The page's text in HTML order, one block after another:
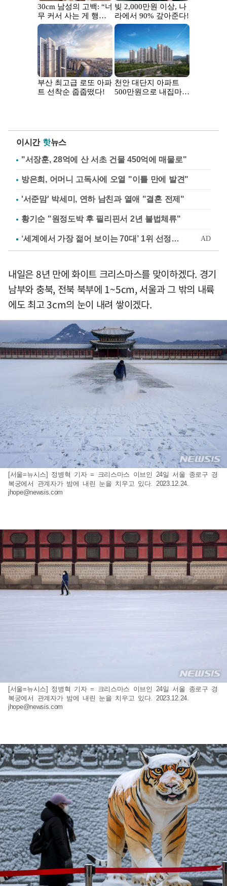
이시간 핫뉴스
"서장훈, 28억에 산 서초 건물 450억에 매물로"
방은희, 어머니 고독사에 오열 "이틀 만에 발견"
'서준맘' 박세미, 연하 남친과 열애 "결혼 전제"
황기순 "원정도박 후 필리핀서 2년 불법체류"
내일은 8년 만에 화이트 크리스마스를 맞이하겠다. 경기
남부와 충북, 전북 북부에 1~5cm, 서울과 그 밖의 내륙
에도 최고 3cm의 눈이 내려 쌓이겠다.
[서울=뉴시스] 정병혁 기자 = 크리스마스 이브인 24일 서울 종로구 경
복궁에서 관계자가 밤에 내린 눈을 치우고 있다. 2023.12.24.
jhope@newsis.com
[서울=뉴시스] 정병혁 기자 = 크리스마스 이브인 24일 서울 종로구 경
복궁에서 관계자가 밤에 내린 눈을 치우고 있다. 2023.12.24.
jhope@newsis.com